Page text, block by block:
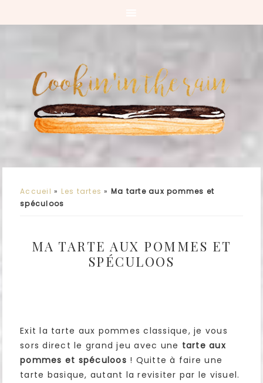
Accueil » Les tartes » Ma tarte aux pommes et
spéculoos
MA TARTE AUX POMMES ET
SPÉCULOOS
Exit la tarte aux pommes classique, je vous
sors direct le grand jeu avec une tarte aux
pommes et spéculoos ! Quitte à faire une
tarte basique, autant la revisiter par le visuel.